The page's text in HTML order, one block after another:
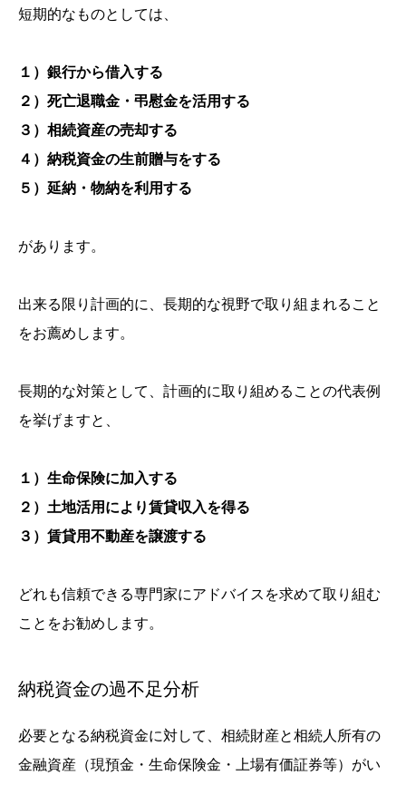
短期的なものとしては、
１）銀行から借入する
２）死亡退職金・弔慰金を活用する
３）相続資産の売却する
４）納税資金の生前贈与をする
５）延納・物納を利用する
があります。
出来る限り計画的に、長期的な視野で取り組まれること
をお薦めします。
長期的な対策として、計画的に取り組めることの代表例
を挙げますと、
１）生命保険に加入する
２）土地活用により賃貸収入を得る
３）賃貸用不動産を譲渡する
どれも信頼できる専門家にアドバイスを求めて取り組む
ことをお勧めします。
納税資金の過不足分析
必要となる納税資金に対して、相続財産と相続人所有の
金融資産（現預金・生命保険金・上場有価証券等）がい